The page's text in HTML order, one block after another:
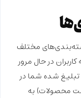
مختلف
در حال مرور
شده شما در
محصولات) به